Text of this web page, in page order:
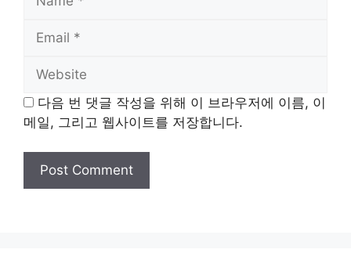
다음 번 댓글 작성을 위해 이 브라우저에 이름, 이
메일, 그리고 웹사이트를 저장합니다.